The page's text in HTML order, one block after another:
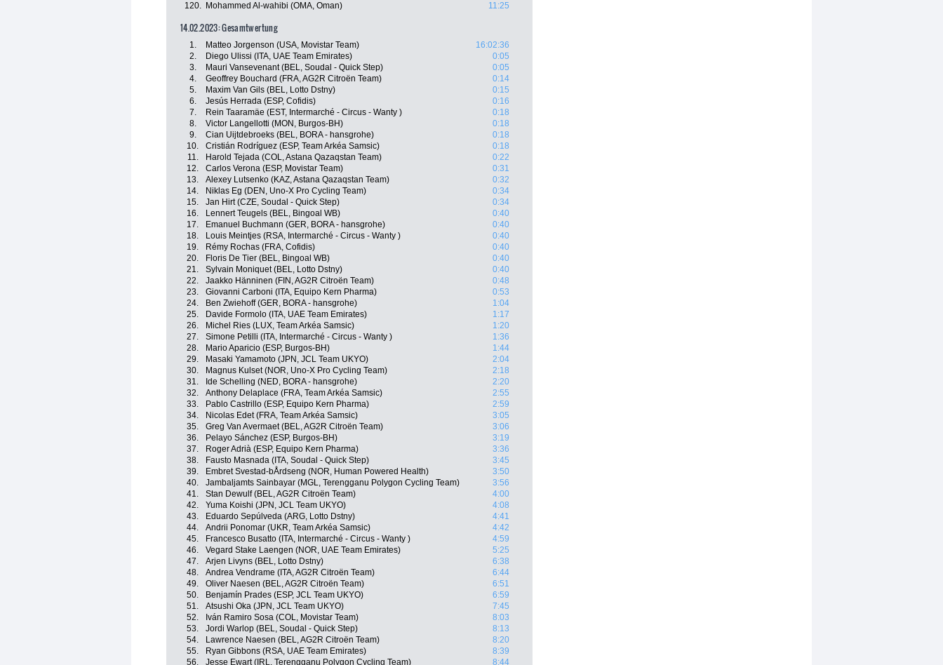
120.
Mohammed Al-wahibi (OMA, Oman) 11:25
14.02.2023: Gesamtwertung
1. Matteo Jorgenson (USA, Movistar Team)
16:02:36
2.
Diego Ulissi (ITA, UAE Team Emirates)
0:05
3.
Mauri Vansevenant (BEL, Soudal - Quick Step)
0:05
4.
Geoffrey Bouchard (FRA, AG2R Citroën Team)
0:14
5.
Maxim Van Gils (BEL, Lotto Dstny)
0:15
6.
Jesús Herrada (ESP, Cofidis)
0:16
7.
Rein Taaramäe (EST, Intermarché - Circus - Wanty )
0:18
8.
Victor Langellotti (MON, Burgos-BH)
0:18
9.
Cian Uijtdebroeks (BEL, BORA - hansgrohe)
0:18
10.
Cristián Rodríguez (ESP, Team Arkéa Samsic)
0:18
11.
Harold Tejada (COL, Astana Qazaqstan Team)
0:22
12.
Carlos Verona (ESP, Movistar Team)
0:31
13.
Alexey Lutsenko (KAZ, Astana Qazaqstan Team)
0:32
14.
Niklas Eg (DEN, Uno-X Pro Cycling Team)
0:34
15.
Jan Hirt (CZE, Soudal - Quick Step)
0:34
16.
Lennert Teugels (BEL, Bingoal WB)
0:40
17.
Emanuel Buchmann (GER, BORA - hansgrohe)
0:40
18.
Louis Meintjes (RSA, Intermarché - Circus - Wanty )
0:40
19.
Rémy Rochas (FRA, Cofidis)
0:40
20.
Floris De Tier (BEL, Bingoal WB)
0:40
21.
Sylvain Moniquet (BEL, Lotto Dstny)
0:40
22.
Jaakko Hänninen (FIN, AG2R Citroën Team)
0:48
23.
Giovanni Carboni (ITA, Equipo Kern Pharma)
0:53
24.
Ben Zwiehoff (GER, BORA - hansgrohe)
1:04
25.
Davide Formolo (ITA, UAE Team Emirates)
1:17
26.
Michel Ries (LUX, Team Arkéa Samsic)
1:20
27.
Simone Petilli (ITA, Intermarché - Circus - Wanty )
1:36
28.
Mario Aparicio (ESP, Burgos-BH)
1:44
29.
Masaki Yamamoto (JPN, JCL Team UKYO)
2:04
30.
Magnus Kulset (NOR, Uno-X Pro Cycling Team)
2:18
31.
Ide Schelling (NED, BORA - hansgrohe)
2:20
32.
Anthony Delaplace (FRA, Team Arkéa Samsic)
2:55
33.
Pablo Castrillo (ESP, Equipo Kern Pharma)
2:59
34.
Nicolas Edet (FRA, Team Arkéa Samsic)
3:05
35.
Greg Van Avermaet (BEL, AG2R Citroën Team)
3:06
36.
Pelayo Sánchez (ESP, Burgos-BH)
3:19
37.
Roger Adrià (ESP, Equipo Kern Pharma)
3:36
38.
Fausto Masnada (ITA, Soudal - Quick Step)
3:45
39.
Embret Svestad-bÅrdseng (NOR, Human Powered Health)
3:50
40.
Jambaljamts Sainbayar (MGL, Terengganu Polygon Cycling Team)
3:56
41.
Stan Dewulf (BEL, AG2R Citroën Team)
4:00
42.
Yuma Koishi (JPN, JCL Team UKYO)
4:08
43.
Eduardo Sepúlveda (ARG, Lotto Dstny)
4:41
44.
Andrii Ponomar (UKR, Team Arkéa Samsic)
4:42
45.
Francesco Busatto (ITA, Intermarché - Circus - Wanty )
4:59
46.
Vegard Stake Laengen (NOR, UAE Team Emirates)
5:25
47.
Arjen Livyns (BEL, Lotto Dstny)
6:38
48.
Andrea Vendrame (ITA, AG2R Citroën Team)
6:44
49.
Oliver Naesen (BEL, AG2R Citroën Team)
6:51
50.
Benjamín Prades (ESP, JCL Team UKYO)
6:59
51.
Atsushi Oka (JPN, JCL Team UKYO)
7:45
52.
Iván Ramiro Sosa (COL, Movistar Team)
8:03
53.
Jordi Warlop (BEL, Soudal - Quick Step)
8:13
54.
Lawrence Naesen (BEL, AG2R Citroën Team)
8:20
55.
Ryan Gibbons (RSA, UAE Team Emirates)
8:39
56.
Jesse Ewart (IRL, Terengganu Polygon Cycling Team)
8:44